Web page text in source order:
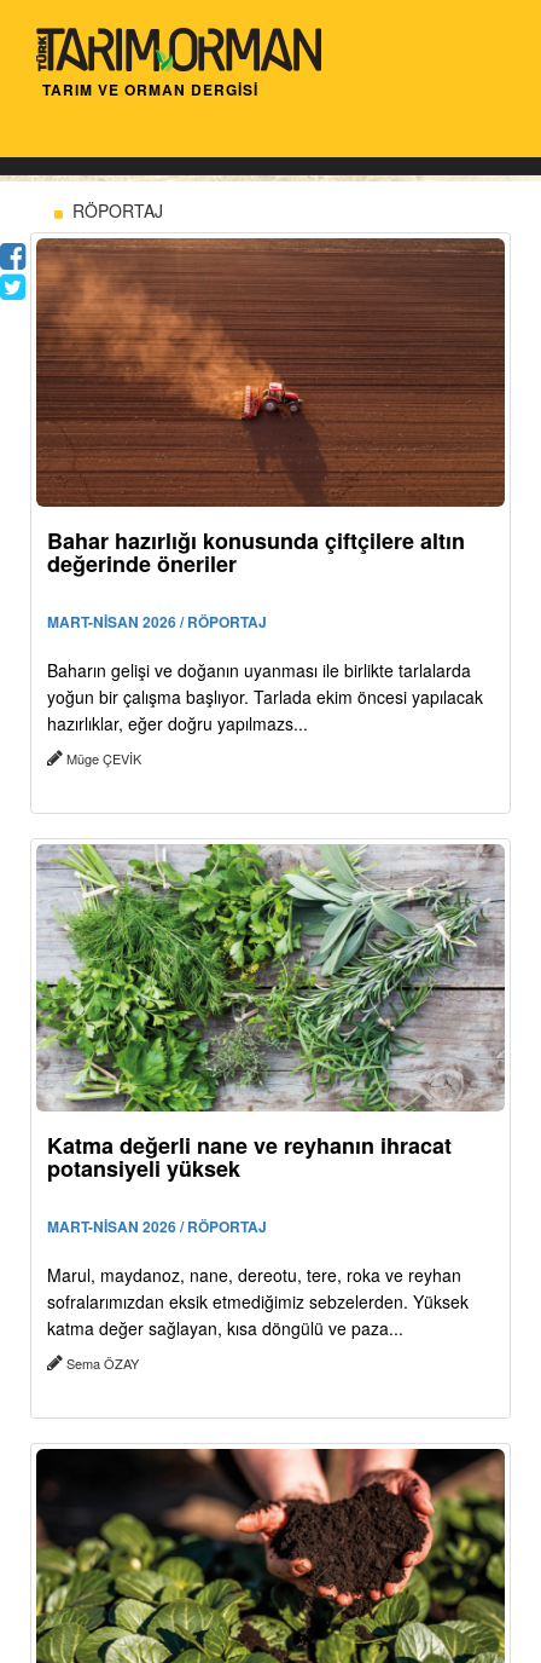
TARIM VE ORMAN DERGİSİ
RÖPORTAJ
Bahar hazırlığı konusunda çiftçilere altın
değerinde öneriler
MART-NİSAN 2026 / RÖPORTAJ
Baharın gelişi ve doğanın uyanması ile birlikte tarlalarda
yoğun bir çalışma başlıyor. Tarlada ekim öncesi yapılacak
hazırlıklar, eğer doğru yapılmazs...
Müge ÇEVİK
Katma değerli nane ve reyhanın ihracat
potansiyeli yüksek
MART-NİSAN 2026 / RÖPORTAJ
Marul, maydanoz, nane, dereotu, tere, roka ve reyhan
sofralarımızdan eksik etmediğimiz sebzelerden. Yüksek
katma değer sağlayan, kısa döngülü ve paza...
Sema ÖZAY